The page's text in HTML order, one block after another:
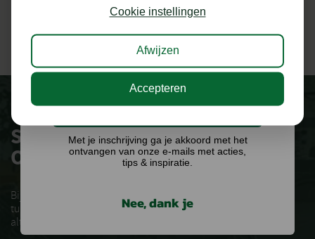
SERVICE &
ONDERSTEUNING
Bij Knoll houdt het niet op bij de verkoop van uw
tuinmachines. Voor onderhoud service en vragen kun je
altijd bij ons terecht
Cookie instellingen
Afwijzen
Accepteren
kans op €75,- te besteden op onze webshop.
Ik doe graag mee!
Met je inschrijving ga je akkoord met het
ontvangen van onze e-mails met acties,
tips & inspiratie.
Nee, dank je